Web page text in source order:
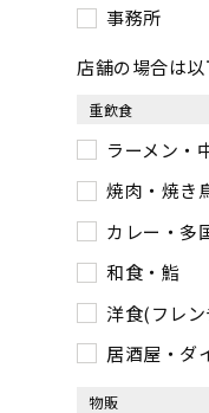
事務所
店舗の場合は以
重飲食
ラーメン・
焼肉・焼き
カレー・多
和食・鮨
洋食(フレ
居酒屋・ダ
物販